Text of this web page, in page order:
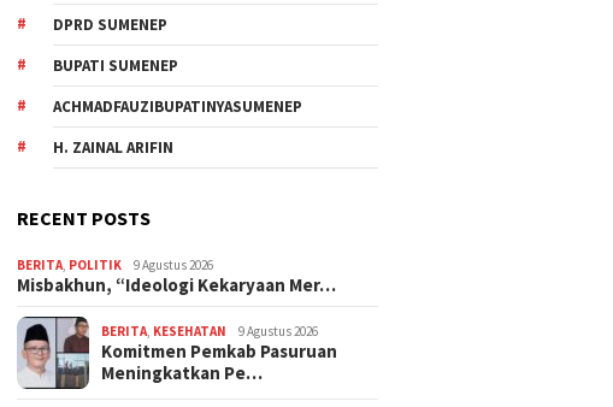
DPRD SUMENEP
BUPATI SUMENEP
ACHMADFAUZIBUPATINYASUMENEP
H. ZAINAL ARIFIN
RECENT POSTS
BERITA, POLITIK 9 Agustus 2026
Misbakhun, “Ideologi Kekaryaan Mer…
BERITA, KESEHATAN 9 Agustus 2026
Komitmen Pemkab Pasuruan
Meningkatkan Pe…